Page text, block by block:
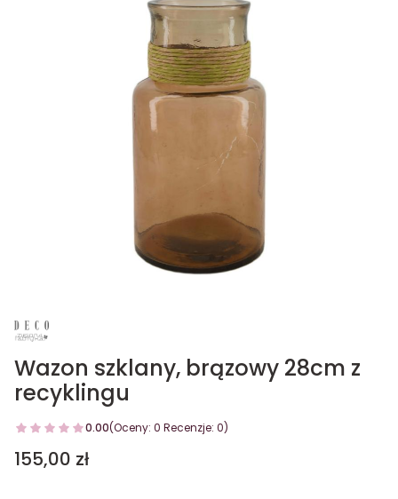
Wazon szklany, brązowy 28cm z
recyklingu
0.00(Oceny: 0 Recenzje: 0)
Cena
155,00 zł